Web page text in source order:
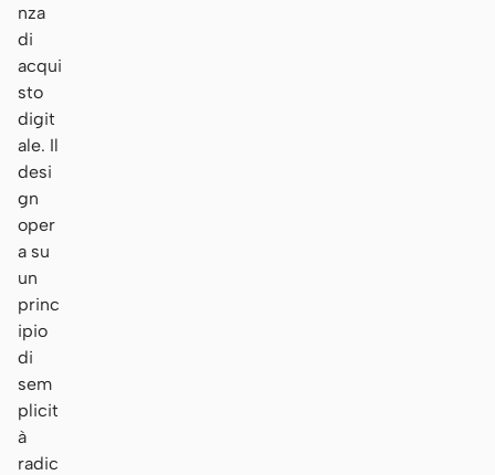
nza
di
acqui
sto
digit
ale. Il
desi
gn
oper
a su
un
princ
ipio
di
sem
plicit
à
radic